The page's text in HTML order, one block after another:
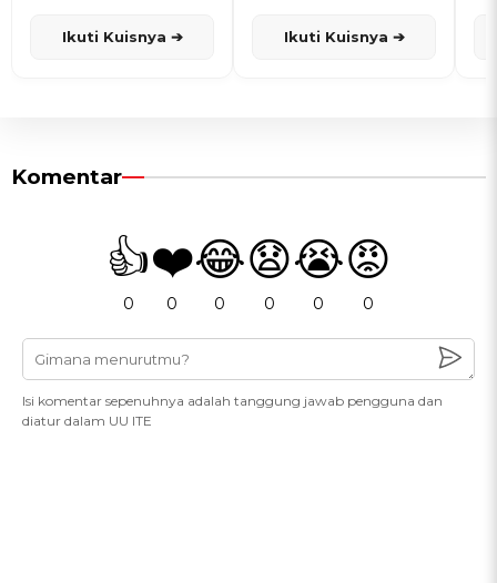
Ikuti Kuisnya ➔ Ikuti Kuisnya ➔
Komentar
👍
0
❤️
0
😂
0
😧
0
😭
0
😡
0
Isi komentar sepenuhnya adalah tanggung jawab pengguna dan
diatur dalam UU ITE